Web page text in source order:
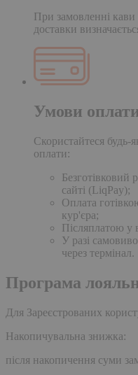
При замовленні кави
доставки
Умови
Скористайтеся
оплати:
Безготівковий
сайті (LiqPay);
Оплата
кур'єра;
Післяплатою у
У разі
через термінал.
Програма
Для Зареєстрованих
Накопичувальна знижка:
після накопичення суми